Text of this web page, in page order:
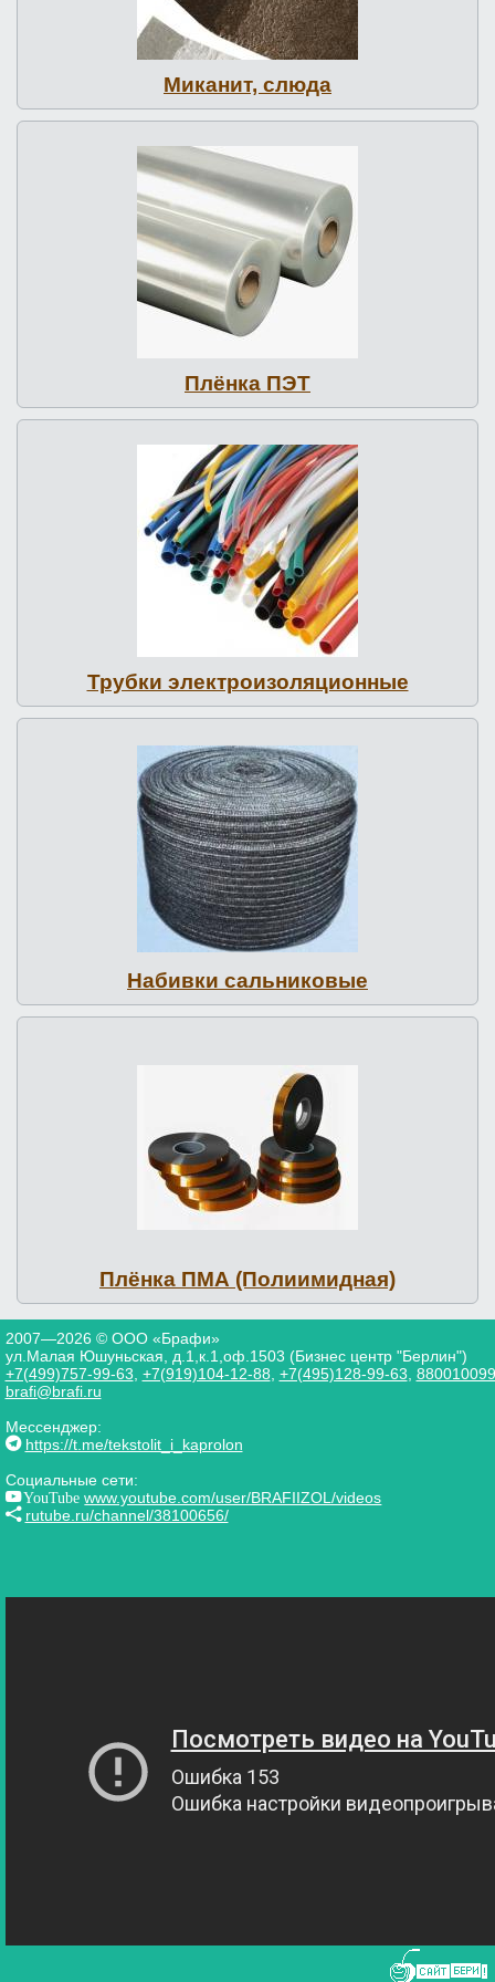
Миканит, слюда
Плёнка ПЭТ
Трубки элект­ро­изо­ляци­он­ные
Набивки саль­ни­ковые
Плёнка ПМА (По­ли­имид­ная)
2007—2026 © ООО «Брафи»
ул.Малая Юшуньская, д.1,к.1,оф.1503 (Бизнес центр "Берлин")
+7(499)757-99-63, +7(919)104-12-88, +7(495)128-99-63,
brafi@brafi.ru
Мессенджер:
https://t.me/tekstolit_i_kaprolon
Социальные сети:
YouTube www.youtube.com/user/BRAFIIZOL/videos
rutube.ru/channel/38100656/